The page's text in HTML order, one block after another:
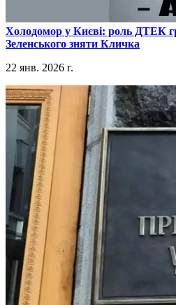
​Холодомор у Києві: роль ДТЕК
Зеленського зняти Кличка
22 янв. 2026 г.